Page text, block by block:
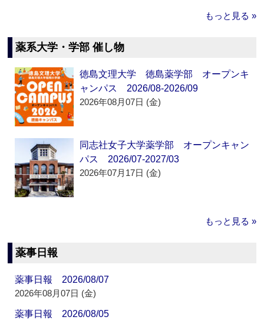
もっと見る »
薬系大学・学部 催し物
徳島文理大学 徳島薬学部 オープンキ
ャンパス 2026/08-2026/09
2026年08月07日 (金)
同志社女子大学薬学部 オープンキャン
パス 2026/07-2027/03
2026年07月17日 (金)
もっと見る »
薬事日報
薬事日報 2026/08/07
2026年08月07日 (金)
薬事日報 2026/08/05